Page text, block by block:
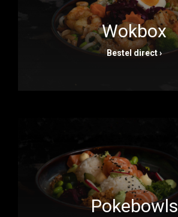
Wokbox
Bestel direct ›
Pokebowls